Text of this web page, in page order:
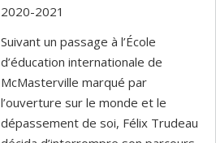
2020-2021
Suivant un passage à l’École
d’éducation internationale de
McMasterville marqué par
l’ouverture sur le monde et le
dépassement de soi, Félix Trudeau